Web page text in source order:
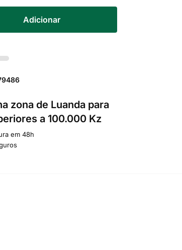
Adicionar
zona de Luanda para
a 100.000 Kz
em 48h